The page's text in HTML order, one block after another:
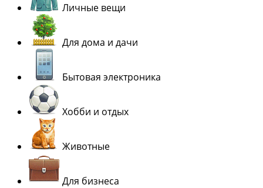
Личные вещи
Для дома и дачи
Бытовая электроника
Хобби и отдых
Животные
Для бизнеса